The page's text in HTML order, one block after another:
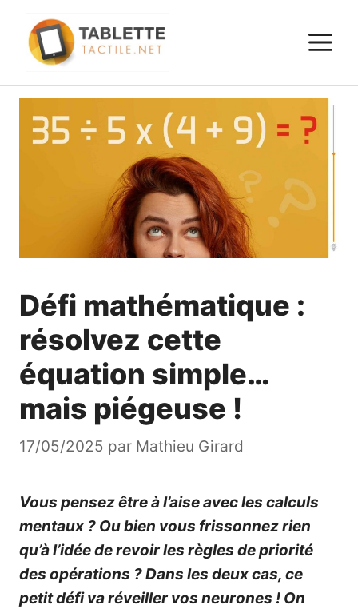
contenu
Défi mathématique :
résolvez cette
équation simple…
mais piégeuse !
17/05/2025 par Mathieu Girard
Vous pensez être à l’aise avec les calculs
mentaux ? Ou bien vous frissonnez rien
qu’à l’idée de revoir les règles de priorité
des opérations ? Dans les deux cas, ce
petit défi va réveiller vos neurones ! On